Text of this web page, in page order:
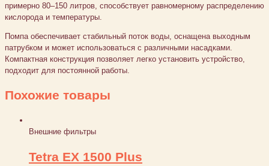
примерно 80–150 литров, способствует равномерному распределению
кислорода и температуры.
Помпа обеспечивает стабильный поток воды, оснащена выходным
патрубком и может использоваться с различными насадками.
Компактная конструкция позволяет легко установить устройство,
подходит для постоянной работы.
Похожие товары
Внешние фильтры
Tetra EX 1500 Plus